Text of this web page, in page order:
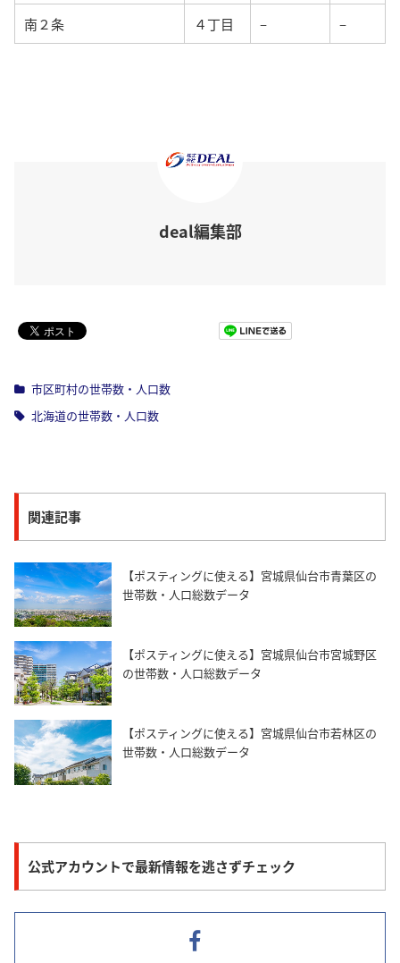
南２条 ４丁目 – –
deal編集部
市区町村の世帯数・人口数
北海道の世帯数・人口数
関連記事
【ポスティングに使える】宮城県仙台市青葉区の
世帯数・人口総数データ
【ポスティングに使える】宮城県仙台市宮城野区
の世帯数・人口総数データ
【ポスティングに使える】宮城県仙台市若林区の
世帯数・人口総数データ
公式アカウントで最新情報を逃さずチェック